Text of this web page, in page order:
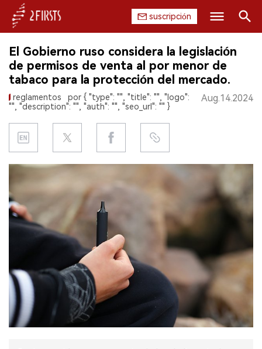
suscripción
INICIO
EMPRESA
REGULACIÓN
EXPOSICIÓN
Buscar
El Gobierno ruso considera la legislación
de permisos de venta al por menor de
tabaco para la protección del mercado.
reglamentos
por { "type": "", "title": "", "logo":
"", "description": "", "auth": "", "seo_url": "" }
Aug.14.2024